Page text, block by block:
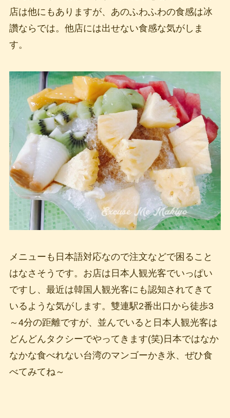
店は他にもありますが、あのふわふわの食感は冰
讚ならでは。他店には出せない食感な気がしま
す。
メニューも日本語対応なので注文などで困ること
はなさそうです。お店は日本人観光客でいっぱい
ですし、最近は韓国人観光客にも認知されてきて
いるような気がします。雙連駅2番出口から徒歩3
～4分の距離ですが、並んでいると日本人観光客は
どんどんタクシーでやってきます(笑)日本ではなか
なかな食べれない台湾のマンゴーかき氷、ぜひ食
べてみてね～